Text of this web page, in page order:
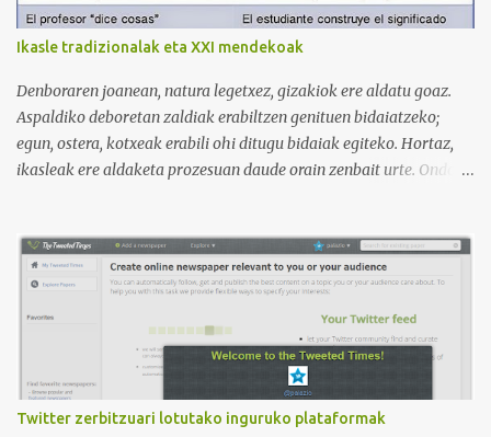
Victoria, que lleva por nombre: Aprende con Victoria . El canal
tiene 120 mil subscriptores (septiembre de 2024) con muchísimos
para aprender los diferentes campos en los que podemos dividir un
curso de idiomas: gramática, verbos, vocabulario etc. h...
Ikasle tradizionalak eta XXI mendekoak
Denboraren joanean, natura legetxez, gizakiok ere aldatu goaz.
Aspaldiko deboretan zaldiak erabiltzen genituen bidaiatzeko;
egun, ostera, kotxeak erabili ohi ditugu bidaiak egiteko. Hortaz,
ikasleak ere aldaketa prozesuan daude orain zenbait urte. Ondoko
Ikusi diferentziak eta ausnartu irudiari so eginez.
Twitter zerbitzuari lotutako inguruko plataformak